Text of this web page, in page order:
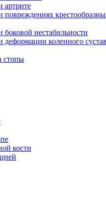
артрите
повреждениях
нестабильности
коленного
стопы
кости